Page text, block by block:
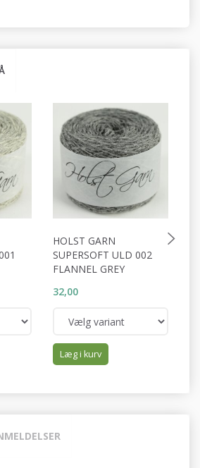
HOLST GARN
SUPERSOFT ULD 002
FLANNEL GREY
32,00
Læg i kurv